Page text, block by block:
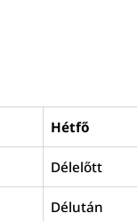
Hétfő
Délelőtt
Délután